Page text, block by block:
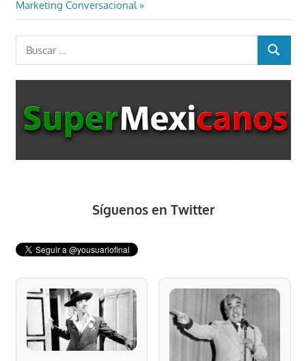
entradas
siguiente:
Marketing Conversacional
BUSCAR
Síguenos en Twitter